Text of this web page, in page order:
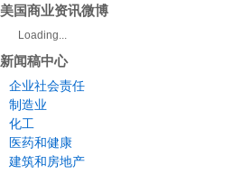
美国商业资讯微博
Loading...
新闻稿中心
企业社会责任
制造业
化工
医药和健康
建筑和房地产